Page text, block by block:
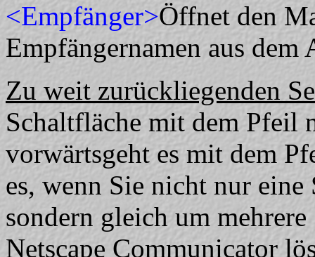
<Empfänger>Öffnet den
Empfängernamen aus dem
Zu weit zurückliegenden
Schaltfläche mit dem Pfeil
vorwärtsgeht es mit dem
es, wenn Sie nicht nur
sondern gleich um
Netscape Communicator